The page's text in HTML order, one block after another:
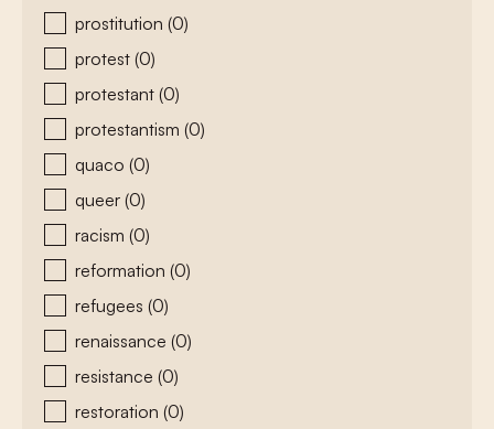
prostitution (0)
protest (0)
protestant (0)
protestantism (0)
quaco (0)
queer (0)
racism (0)
reformation (0)
refugees (0)
renaissance (0)
resistance (0)
restoration (0)